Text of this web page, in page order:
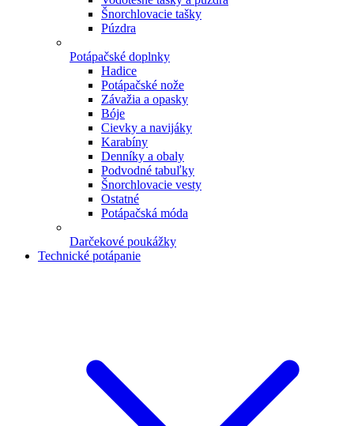
Šnorchlovacie tašky
Púzdra
Potápačské doplnky
Hadice
Potápačské nože
Závažia a opasky
Bóje
Cievky a navijáky
Karabíny
Denníky a obaly
Podvodné tabuľky
Šnorchlovacie vesty
Ostatné
Potápačská móda
Darčekové poukážky
Technické potápanie